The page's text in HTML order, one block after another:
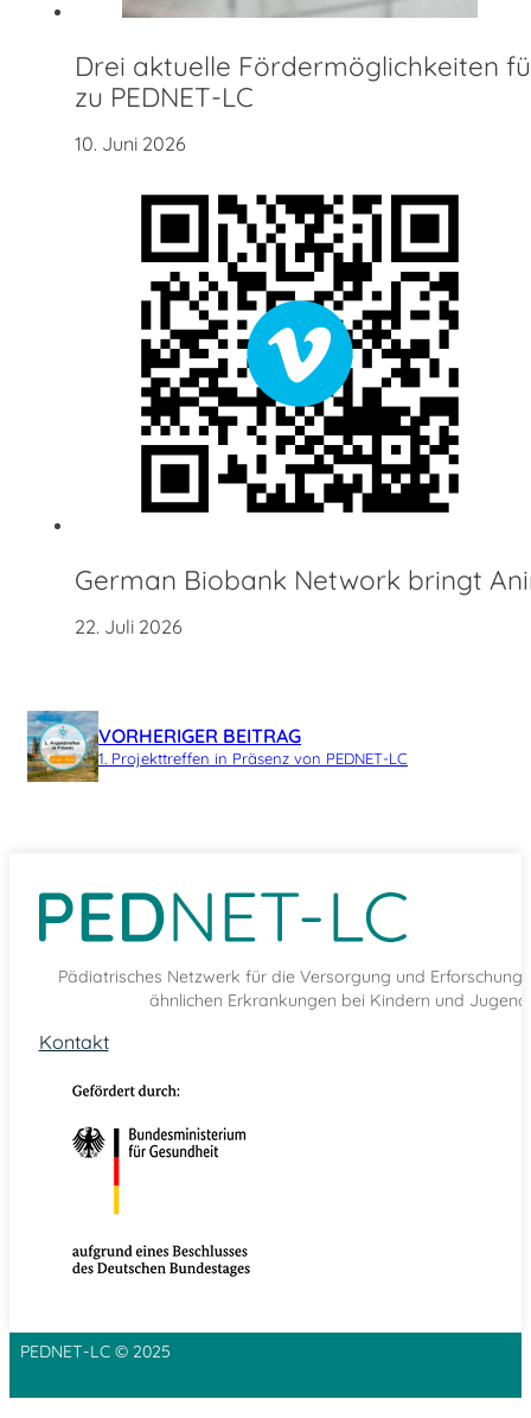
Drei aktuelle Fördermöglichkeiten
zu PEDNET-LC
10. Juni 2026
German Biobank Network bringt
22. Juli 2026
VORHERIGER BEITRAG
1. Projekttreffen in Präsenz von PEDNET-LC
Pädiatrisches Netzwerk für die Versorgung und Erforschung
ähnlichen Erkrankungen bei Kindern und
Kontakt
PEDNET-LC © 2025